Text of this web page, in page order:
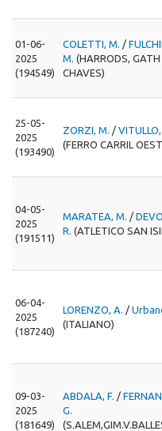
01-06-
2025
(194549)
COLETTI, M. /
M. (HARRODS, GATH
CHAVES)
25-05-
2025
(193490)
ZORZI, M. /
(FERRO CARRIL
04-05-
2025
(191511)
MARATEA, M. /
R. (ATLETICO SAN
06-04-
2025
(187240)
LORENZO, A. /
(ITALIANO)
09-03-
2025
(181649)
ABDALA, F. /
G.